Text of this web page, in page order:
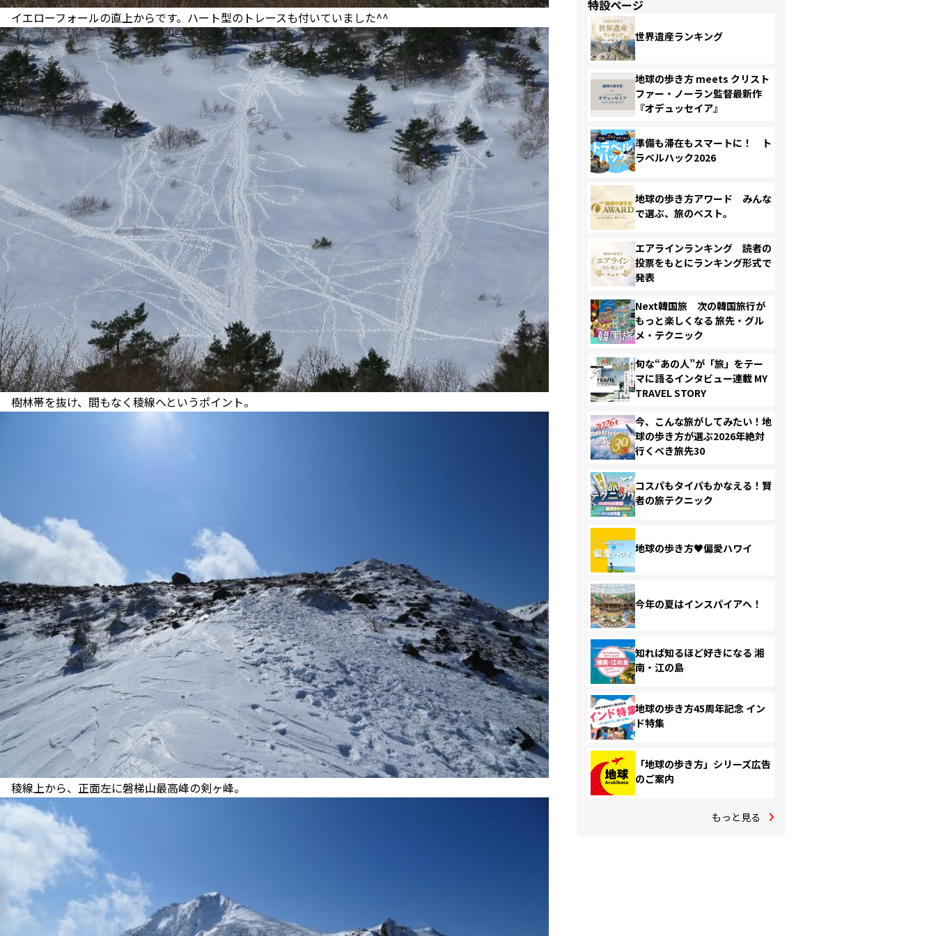
イエローフォールの直上からです。ハート型のトレースも付いていました^^
樹林帯を抜け、間もなく稜線へというポイント。
稜線上から、正面左に磐梯山最高峰の剣ヶ峰。
特設ページ
世界遺産ランキング
地球の歩き方 meets クリスト
ファー・ノーラン監督最新作
『オデュッセイア』
準備も滞在もスマートに！ ト
ラベルハック2026
地球の歩き方アワード みんな
で選ぶ、旅のベスト。
エアラインランキング 読者の
投票をもとにランキング形式で
発表
Next韓国旅 次の韓国旅行が
もっと楽しくなる 旅先・グル
メ・テクニック
旬な“あの人”が「旅」をテー
マに語るインタビュー連載 MY
TRAVEL STORY
今、こんな旅がしてみたい！地
球の歩き方が選ぶ2026年絶対
行くべき旅先30
コスパもタイパもかなえる！賢
者の旅テクニック
地球の歩き方♥偏愛ハワイ
今年の夏はインスパイアへ！
知れば知るほど好きになる 湘
南・江の島
地球の歩き方45周年記念 イン
ド特集
「地球の歩き方」シリーズ広告
のご案内
もっと見る